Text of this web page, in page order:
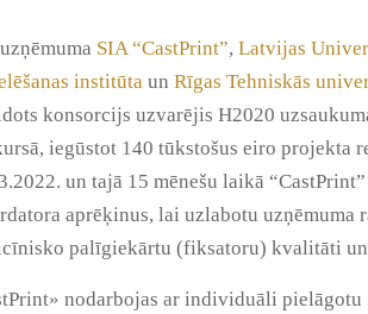
SIA “CastPrint”,Latvijas
institūta unRīgas Tehniskās
konsorcijs uzvarējis H2020
iegūstot 140 tūkstošus eiro projekta
un tajā 15 mēnešu laikā
aprēķinus, lai uzlabotu uzņēmuma
palīgiekārtu (fiksatoru) kvalitāti un
nodarbojas ar individuāli